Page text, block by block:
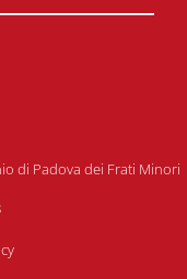
di Padova dei Frati Minori